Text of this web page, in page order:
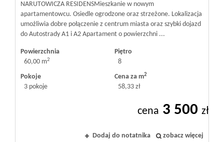
NARUTOWICZA RESIDENS ​Mieszkanie w nowym
apartamentowcu. Osiedle ogrodzone oraz strzeżone. ​Lokalizacja
umożliwia dobre połączenie z centrum miasta oraz szybki dojazd
do Autostrady A1 i A2 Apartament o powierzchni ...
Powierzchnia
60,00 m2
Piętro
8
Pokoje
3 pokoje
Cena za m2
58,33 zł
cena 3 500 zł
Dodaj do notatnika zobacz więcej